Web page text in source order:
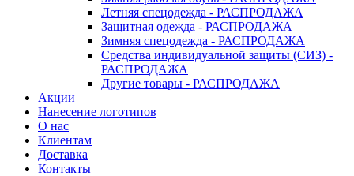
Летняя спецодежда - РАСПРОДАЖА
Защитная одежда - РАСПРОДАЖА
Зимняя спецодежда - РАСПРОДАЖА
Средства индивидуальной защиты (СИЗ) -
РАСПРОДАЖА
Другие товары - РАСПРОДАЖА
Акции
Нанесение логотипов
О нас
Клиентам
Доставка
Контакты